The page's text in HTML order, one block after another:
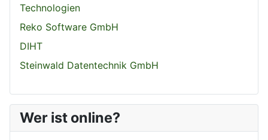
Technologien
Reko Software GmbH
DIHT
Steinwald Datentechnik GmbH
Wer ist online?